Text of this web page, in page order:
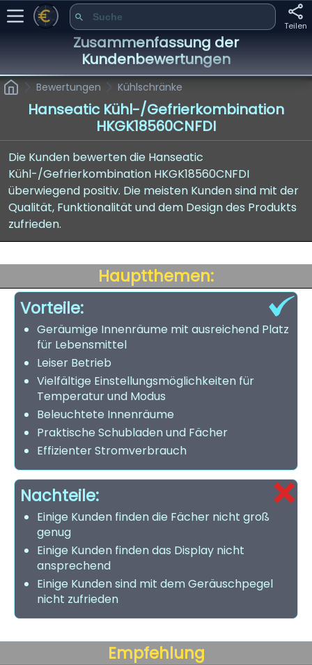
Teilen
Zusammenfassung der
Kundenbewertungen
Bewertungen Kühlschränke
Hanseatic Kühl-/Gefrierkombination
HKGK18560CNFDI
Die Kunden bewerten die Hanseatic
Kühl-/Gefrierkombination HKGK18560CNFDI
überwiegend positiv. Die meisten Kunden sind mit der
Qualität, Funktionalität und dem Design des Produkts
zufrieden.
Hauptthemen:
Vorteile:
Geräumige Innenräume mit ausreichend Platz
für Lebensmittel
Leiser Betrieb
Vielfältige Einstellungsmöglichkeiten für
Temperatur und Modus
Beleuchtete Innenräume
Praktische Schubladen und Fächer
Effizienter Stromverbrauch
Nachteile:
Einige Kunden finden die Fächer nicht groß
genug
Einige Kunden finden das Display nicht
ansprechend
Einige Kunden sind mit dem Geräuschpegel
nicht zufrieden
Empfehlung